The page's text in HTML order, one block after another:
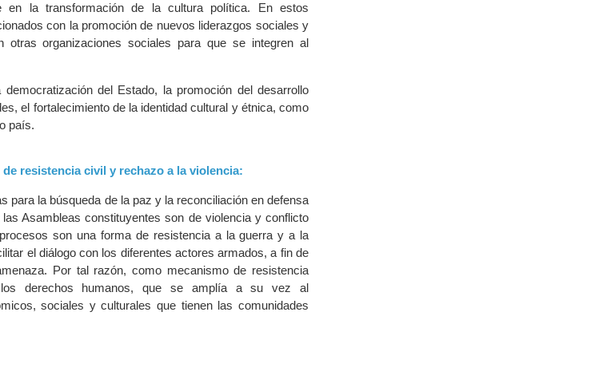
en la transformación de la cultura política. En estos
con la promoción de nuevos liderazgos sociales y
organizaciones sociales para que se integren al
del Estado, la promoción del desarrollo
el fortalecimiento de la identidad cultural y étnica, como
país.
resistencia civil y rechazo a la violencia:
para la búsqueda de la paz y la reconciliación en defensa
Asambleas constituyentes son de violencia y conflicto
son una forma de resistencia a la guerra y a la
el diálogo con los diferentes actores armados, a fin de
Por tal razón, como mecanismo de resistencia
derechos humanos, que se amplía a su vez al
sociales y culturales que tienen las comunidades